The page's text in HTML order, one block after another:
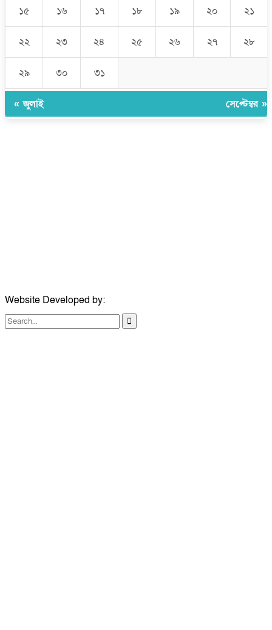
১৫ ১৬ ১৭ ১৮ ১৯ ২০ ২১
২২ ২৩ ২৪ ২৫ ২৬ ২৭ ২৮
২৯ ৩০ ৩১
« জুলাই সেপ্টেম্বর »
Website Developed by: